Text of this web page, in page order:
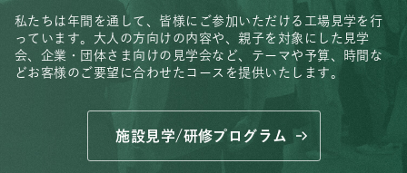
私たちは年間を通して、皆様にご参加いただける工場見学を行
っています。 大人の方向けの内容や、親子を対象にした見学
会、 企業・団体さま向けの見学会など、 テーマや予算、時間な
どお客様のご要望に合わせたコースを提供いたします。
施設見学/研修プログラム